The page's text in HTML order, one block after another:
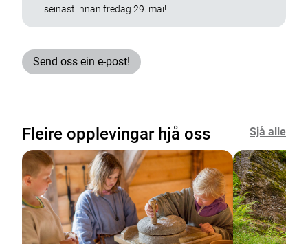
seinast innan fredag 29. mai!
Send oss ein e-post!
Fleire opplevingar hjå oss Sjå alle